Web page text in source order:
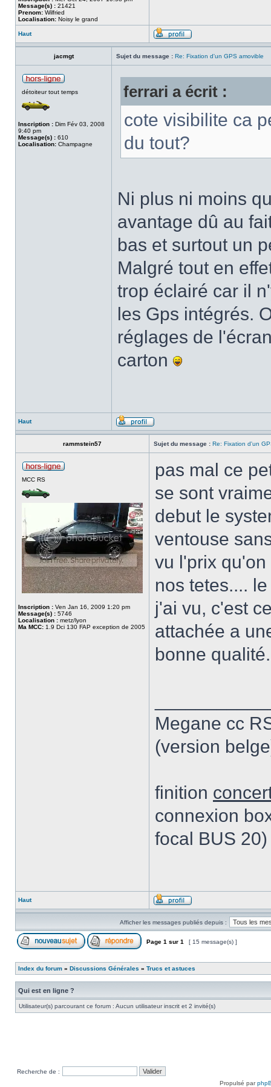
Message(s) : 21421
Prenom: Wilfried
Localisation: Noisy le grand
Haut
jacmgt Sujet du message : Re: Fixation d'un GPS amovible
détoiteur tout temps
Inscription : Dim Fév 03, 2008
9:40 pm
Message(s) : 610
Localisation: Champagne
ferrari a écrit :
cote visibilite ca
du tout?
Ni plus ni moins
avantage dû au
bas et surtout un
Malgré tout en
trop éclairé car il
les Gps intégrés.
réglages de
carton
Haut
rammstein57 Sujet du message : Re: Fixation d'un
MCC RS
Inscription : Ven Jan 16, 2009 1:20 pm
Message(s) : 5746
Localisation : metz/lyon
Ma MCC: 1.9 Dci 130 FAP exception de 2005
pas mal ce
se sont
debut le
ventouse
vu l'prix
nos tetes....
j'ai vu, c'est
attachée a
bonne
Megane cc
(version
finition
connexion
focal BUS 20)
Haut
Afficher les messages publiés depuis :
Page 1 sur 1 [ 15 message(s) ]
Index du forum » Discussions Générales » Trucs et astuces
Qui est en ligne ?
Utilisateur(s) parcourant ce forum : Aucun utilisateur inscrit et 2 invité(s)
Recherche de :
Propulsé par